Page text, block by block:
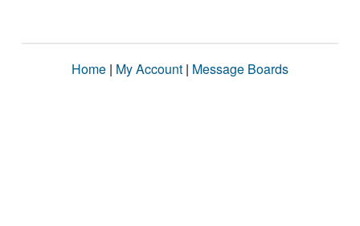
Home | My Account | Message Boards